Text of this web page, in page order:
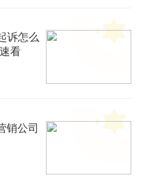
诉怎么
看
销公司